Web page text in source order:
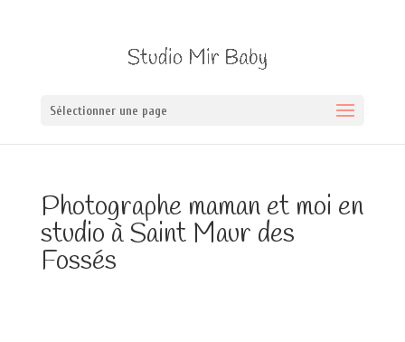
Sélectionner une page
Photographe maman et moi en
studio à Saint Maur des
Fossés